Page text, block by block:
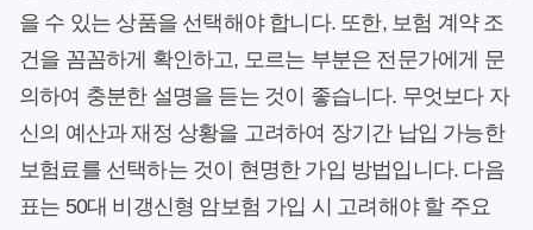
을 수 있는 상품을 선택해야 합니다. 또한, 보험 계약 조
건을 꼼꼼하게 확인하고, 모르는 부분은 전문가에게 문
의하여 충분한 설명을 듣는 것이 좋습니다. 무엇보다 자
신의 예산과 재정 상황을 고려하여 장기간 납입 가능한
보험료를 선택하는 것이 현명한 가입 방법입니다. 다음
표는 50대 비갱신형 암보험 가입 시 고려해야 할 주요